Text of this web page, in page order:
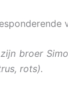
broer
rots).